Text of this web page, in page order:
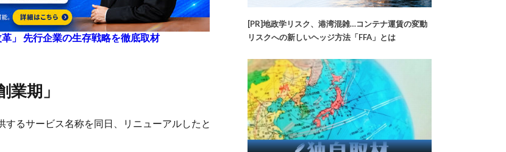
」 先行企業の生存戦略を徹底取材
業期」
るサービス名称を同日、リニューアルしたと
[PR]地政学リスク、港湾混雑…コンテナ運賃の変動
リスクへの新しいヘッジ方法「FFA」とは